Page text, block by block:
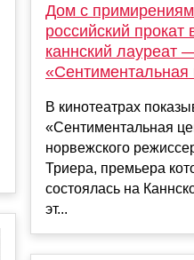
Дом с
российский
каннский лауреат
«Сентиментальная
В кинотеатрах
«Сентиментальная
норвежского
Триера, премьера
состоялась на
эт...